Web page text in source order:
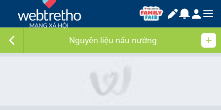
Nguyên liệu nấu nướng